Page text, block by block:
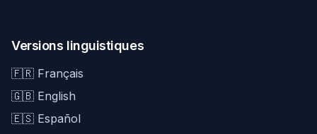
Versions linguistiques
🇫🇷 Français
🇬🇧 English
🇪🇸 Español